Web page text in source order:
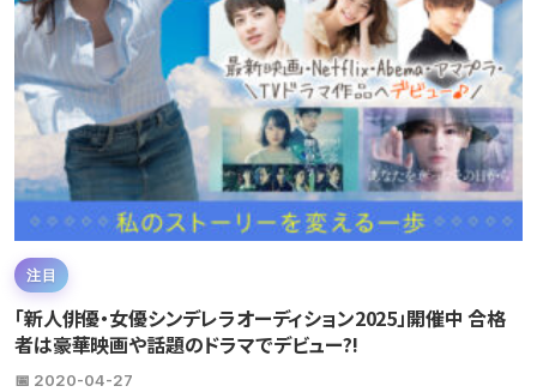
注目
「新人俳優・女優シンデレラオーディション2025」開催中 合格
者は豪華映画や話題のドラマでデビュー?!
📅 2020-04-27